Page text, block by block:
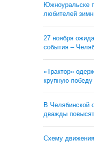
Южноуральске
любителей
27 ноября
события –
«Трактор»
крупную
В Челябинской
дважды
Схему